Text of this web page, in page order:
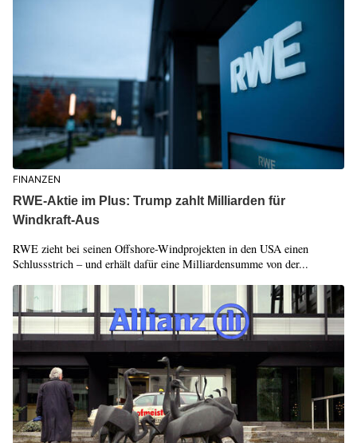
FINANZEN
RWE-Aktie im Plus: Trump zahlt Milliarden für
Windkraft-Aus
RWE zieht bei seinen Offshore-Windprojekten in den USA einen
Schlussstrich – und erhält dafür eine Milliardensumme von der...